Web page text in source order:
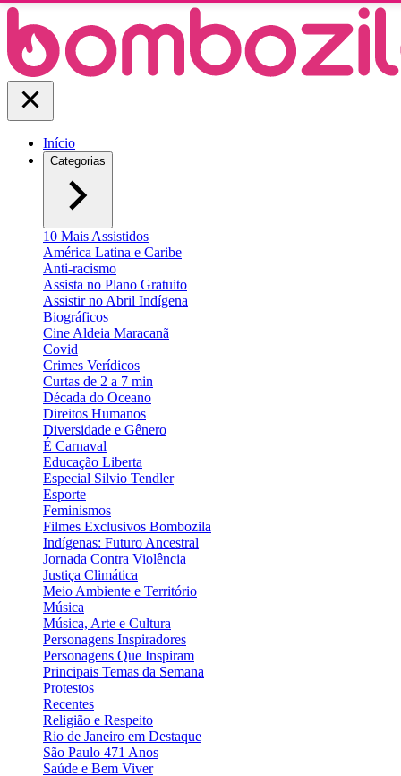
Início
Categorias
10 Mais Assistidos
América Latina e Caribe
Anti-racismo
Assista no Plano Gratuito
Assistir no Abril Indígena
Biográficos
Cine Aldeia Maracanã
Covid
Crimes Verídicos
Curtas de 2 a 7 min
Década do Oceano
Direitos Humanos
Diversidade e Gênero
É Carnaval
Educação Liberta
Especial Silvio Tendler
Esporte
Feminismos
Filmes Exclusivos Bombozila
Indígenas: Futuro Ancestral
Jornada Contra Violência
Justiça Climática
Meio Ambiente e Território
Música
Música, Arte e Cultura
Personagens Inspiradores
Personagens Que Inspiram
Principais Temas da Semana
Protestos
Recentes
Religião e Respeito
Rio de Janeiro em Destaque
São Paulo 471 Anos
Saúde e Bem Viver